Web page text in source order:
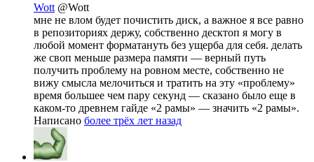
Wott @Wott
мне не влом будет почистить диск, а важное я все равно
в репозиториях держу, собственно десктоп я могу в
любой момент форматануть без ущерба для себя. делать
же своп меньше размера памяти — верный путь
получить проблему на ровном месте, собственно не
вижу смысла мелочиться и тратить на эту «проблему»
время большее чем пару секунд — сказано было еще в
каком-то древнем гайде «2 рамы» — значить «2 рамы».
Написано более трёх лет назад